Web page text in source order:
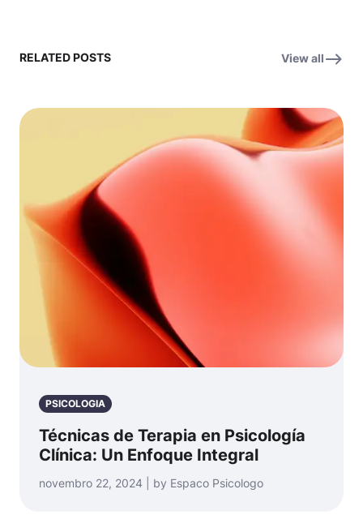
RELATED POSTS View all
PSICOLOGIA
Técnicas de Terapia en Psicología
Clínica: Un Enfoque Integral
novembro 22, 2024 | by Espaco Psicologo